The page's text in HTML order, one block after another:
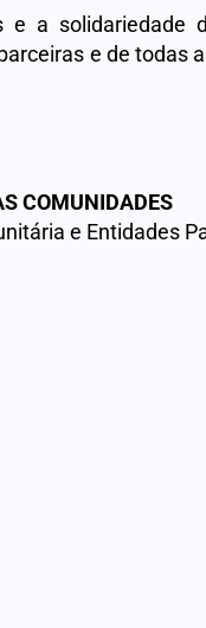
e a
e de
COMUNIDADES
e Entidades